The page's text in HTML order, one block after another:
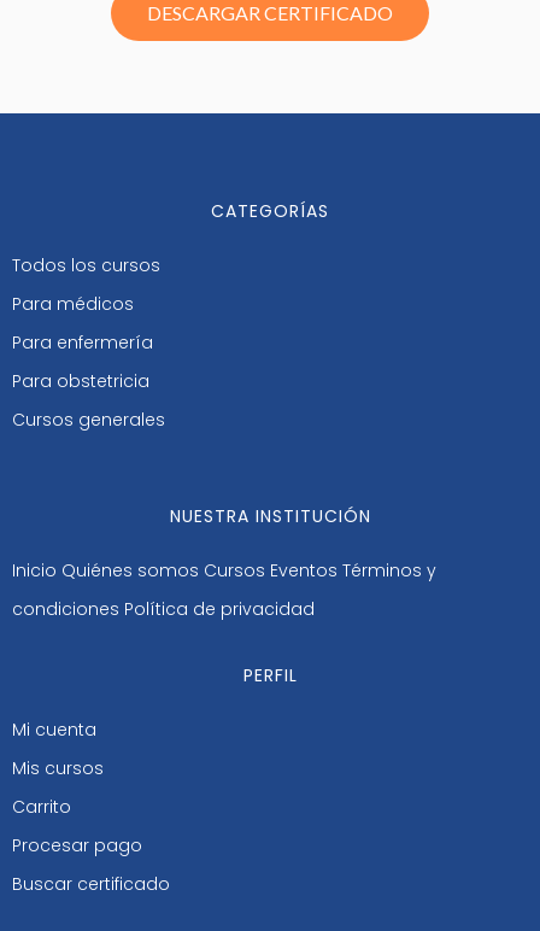
DESCARGAR CERTIFICADO
CATEGORÍAS
Todos los cursos
Para médicos
Para enfermería
Para obstetricia
Cursos generales
NUESTRA INSTITUCIÓN
Inicio Quiénes somos Cursos Eventos Términos y
condiciones Política de privacidad
PERFIL
Mi cuenta
Mis cursos
Carrito
Procesar pago
Buscar certificado